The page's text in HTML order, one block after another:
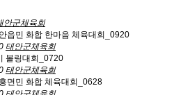
안군체육회
읍민 화합 한마음 체육대회_0920
태안군체육회
볼링대회_0720
태안군체육회
면민 화합 체육대회_0628